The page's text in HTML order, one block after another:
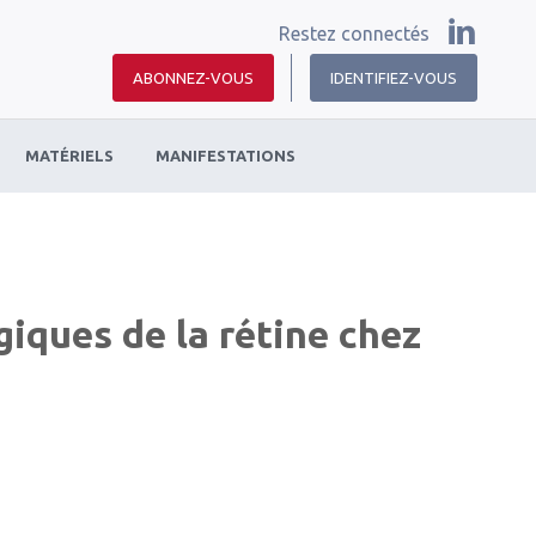
Restez connectés
ABONNEZ-VOUS IDENTIFIEZ-VOUS
MATÉRIELS MANIFESTATIONS
de la rétine chez